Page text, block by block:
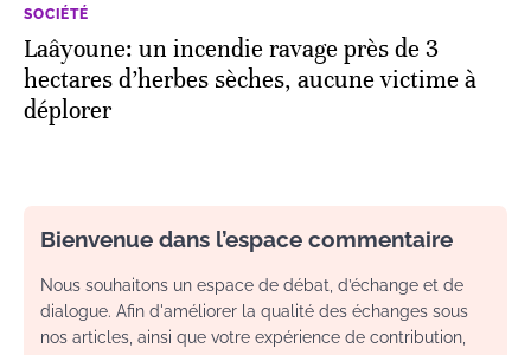
SOCIÉTÉ
Laâyoune: un incendie ravage près de 3
hectares d’herbes sèches, aucune victime à
déplorer
Bienvenue dans l’espace commentaire
Nous souhaitons un espace de débat, d’échange et de
dialogue. Afin d'améliorer la qualité des échanges sous
nos articles, ainsi que votre expérience de contribution,